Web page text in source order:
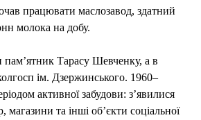
працювати маслозавод, здатний
молока на добу.
пам’ятник Тарасу Шевченку, а в
ім. Дзержинського. 1960–
активної забудови: з’явилися
магазини та інші об’єкти соціальної